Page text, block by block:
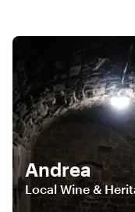
Andrea
Local Wine &